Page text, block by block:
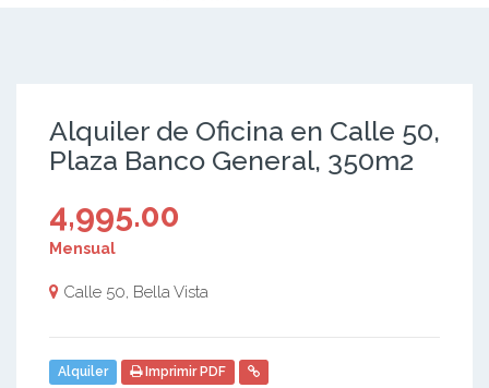
Alquiler de Oficina en Calle 50,
Plaza Banco General, 350m2
4,995.00
Mensual
Calle 50, Bella Vista
Alquiler Imprimir PDF